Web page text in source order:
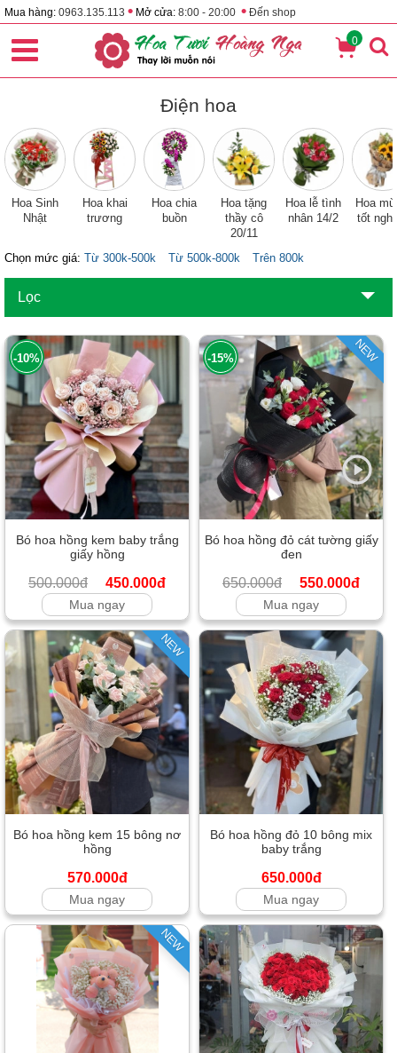
Mua hàng: 0963.135.113 • Mở cửa: 8:00 - 20:00 • Đến shop
0
Điện hoa
Hoa Sinh
Nhật
Hoa khai
trương
Hoa chia
buồn
Hoa tặng
thầy cô
20/11
Hoa lễ tình
nhân 14/2
Hoa
tốt
Chọn mức giá: Từ 300k-500k Từ 500k-800k Trên 800k
Lọc
-10%
Bó hoa hồng kem baby trắng
giấy hồng
500.000đ 450.000đ
Mua ngay
NEW
-15%
Bó hoa hồng đỏ cát tường giấy
đen
650.000đ 550.000đ
Mua ngay
NEW
Bó hoa hồng kem 15 bông nơ
hồng
570.000đ
Mua ngay
Bó hoa hồng đỏ 10 bông mix
baby trắng
650.000đ
Mua ngay
NEW